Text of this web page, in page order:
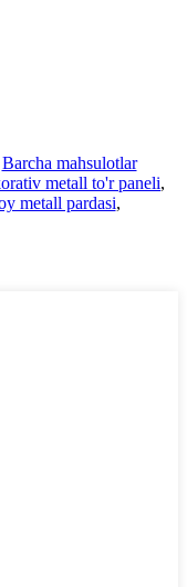
Barcha mahsulotlar
metall to'r paneli,
metall pardasi,